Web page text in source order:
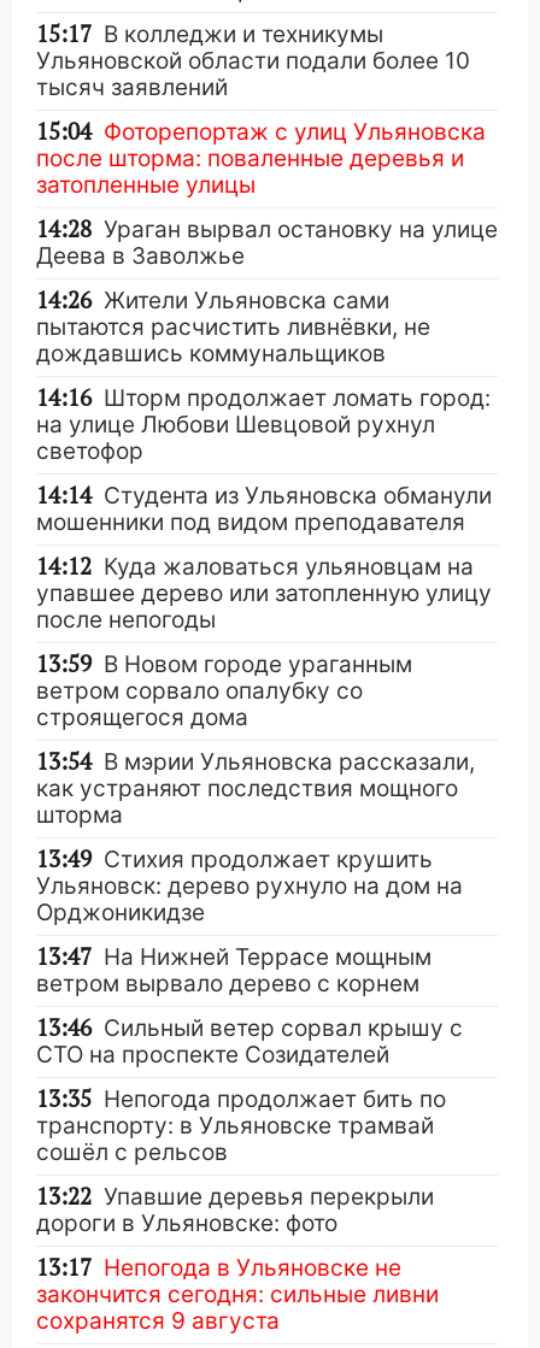
15:17 В колледжи и техникумы
Ульяновской области подали более 10
тысяч заявлений
15:04 Фоторепортаж с улиц Ульяновска
после шторма: поваленные деревья и
затопленные улицы
14:28 Ураган вырвал остановку на улице
Деева в Заволжье
14:26 Жители Ульяновска сами
пытаются расчистить ливнёвки, не
дождавшись коммунальщиков
14:16 Шторм продолжает ломать город:
на улице Любови Шевцовой рухнул
светофор
14:14 Студента из Ульяновска обманули
мошенники под видом преподавателя
14:12 Куда жаловаться ульяновцам на
упавшее дерево или затопленную улицу
после непогоды
13:59 В Новом городе ураганным
ветром сорвало опалубку со
строящегося дома
13:54 В мэрии Ульяновска рассказали,
как устраняют последствия мощного
шторма
13:49 Стихия продолжает крушить
Ульяновск: дерево рухнуло на дом на
Орджоникидзе
13:47 На Нижней Террасе мощным
ветром вырвало дерево с корнем
13:46 Сильный ветер сорвал крышу с
СТО на проспекте Созидателей
13:35 Непогода продолжает бить по
транспорту: в Ульяновске трамвай
сошёл с рельсов
13:22 Упавшие деревья перекрыли
дороги в Ульяновске: фото
13:17 Непогода в Ульяновске не
закончится сегодня: сильные ливни
сохранятся 9 августа